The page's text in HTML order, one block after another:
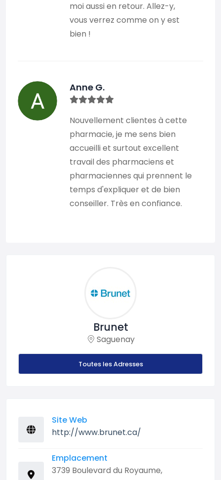
moi aussi en retour. Allez-y,
vous verrez comme on y est
bien !
Anne G.
Nouvellement clientes à cette
pharmacie, je me sens bien
accueilli et surtout excellent
travail des pharmaciens et
pharmaciennes qui prennent le
temps d'expliquer et de bien
conseiller. Très en confiance.
Brunet
Saguenay
Toutes les Adresses
Site Web
http://www.brunet.ca/
Emplacement
3739 Boulevard du Royaume,